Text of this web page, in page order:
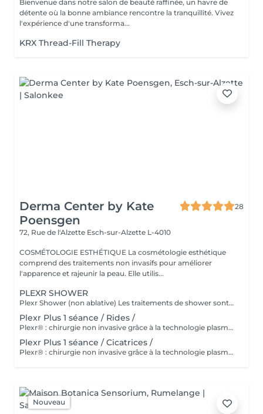
Bienvenue dans notre salon de beauté raffinée, un havre de
détente où la bonne ambiance rencontre la tranquillité. Vivez
l'expérience d'une transforma...
KRX Thread-Fill Therapy
Derma Center by Kate
Poensgen
28
72, Rue de l'Alzette Esch-sur-Alzette L-4010
COSMÉTOLOGIE ESTHÉTIQUE La cosmétologie esthétique
comprend des traitements non invasifs pour améliorer
l'apparence et rajeunir la peau. Elle utilis...
PLEXR SHOWER
Plexr Shower (non ablative) Les traitements de shower sont nano-ablatifs et provoquent des micro-ouvertures pour permettre aux traitements cutanés de favoriser la reconstruction du collagène. Aucun temps d'arrêt n'est observé avec ce traitement et la récupération ressemble à un coup de soleil. Les résultats sont visibles sur 2 mois, c'est pourquoi il est important de retourner au bureau pour voir les photos avant et après. Ce traitement remplace le besoin de microneedling, de produits de comblement dermique et d'injections de toxine botulique. Le soin du visage sous la Plexr shower est un traitement non ablatif pour la réduction des rides, les pores dilatés, l'acné et le rajeunissement de la peau. Il utilise une pointe triangulaire spécifique pour délivrer le traitement, ce qui crée un effet raffermissant et liftant instantané. Il élimine les cellules mortes de la peau et fournit une biostimulation pour le rajeunissement de la peau. Le meilleur, c'est que le soin du visage sous la douche Plexr n'a AUCUN TEMPS D'ARRÊT. La pointe Plexr crée un gros éclair de plasma qui concentre l'énergie sur un point juste en dessous de la pointe. Cette pointe triangulaire répartit l'énergie sur toute la longueur en de nombreux éclairs de plasma nano. Ainsi, au lieu de sublimer et de coaguler la peau, la douche Plexr crée des « points » nano Plexr pour une amélioration visible de la peau. Le traitement par douche plasma peut également être utilisé à d'autres fins : - Raffermissement de la peau - Traitement de la pigmentation - Amélioration du teint/tonus de la peau - Traitement des rides et ridules - Lifting et régénération non ablatifs
Plexr Plus 1 séance / Rides /
Plexr® : chirurgie non invasive grâce à la technologie plasma Le premier appareil plasma au monde utilisé en médecine esthétique, breveté internationalement. Une technique de médecine esthétique dédiée aux traitements non invasifs d'excès de peau, dans des indications esthétiques et dermatologiques. Cet appareil permet de réaliser des actes esthétiques, auparavant réalisés uniquement par la chirurgie. Sa très grande précision, cible le traitement de manière très localisée sans endommager les tissus environnants. Indications : - Correction des paupières : inférieures et supérieures - Rides : Code barres, pattes d'oies, plis pré-auriculaires, péribuccales, plis du coup, relâchement cutané - Cicatrices : acné, chéloïde - Taches localisées : lentigos, éphélides, vieillesse - Actes dermatologiques : verrues, angiomes, xanthélasma, fibromes, herpès simplex, hyperkératose Le tarif est variable selon la zone à traiter. Consultation et diagnostic gratuit avant traitement.
Plexr Plus 1 séance / Cicatrices /
Plexr® : chirurgie non invasive grâce à la technologie plasma Le premier appareil plasma au monde utilisé en médecine esthétique, breveté internationalement. Une technique de médecine esthétique dédiée aux traitements non invasifs d'excès de peau, dans des indications esthétiques et dermatologiques. Cet appareil permet de réaliser des actes esthétiques, auparavant réalisés uniquement par la chirurgie. Sa très grande précision, cible le traitement de manière très localisée sans endommager les tissus environnants. Indications : - Correction des paupières : inférieures et supérieures - Rides : Code barres, pattes d'oies, plis pré-auriculaires, péribuccales, plis du coup, relâchement cutané - Cicatrices : acné, chéloïde - Taches localisées : lentigos, éphélides, vieillesse - Actes dermatologiques : verrues, angiomes, xanthélasma, fibromes, herpès simplex, hyperkératose
Nouveau